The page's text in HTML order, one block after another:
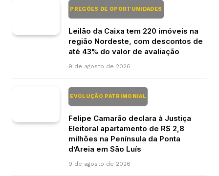
PREGÕES DE OPORTUNIDADES
Leilão da Caixa tem 220 imóveis na
região Nordeste, com descontos de
até 43% do valor de avaliação
9 de agosto de 2026
EVOLUÇÃO PATRIMONIAL
Felipe Camarão declara à Justiça
Eleitoral apartamento de R$ 2,8
milhões na Península da Ponta
d’Areia em São Luís
9 de agosto de 2026